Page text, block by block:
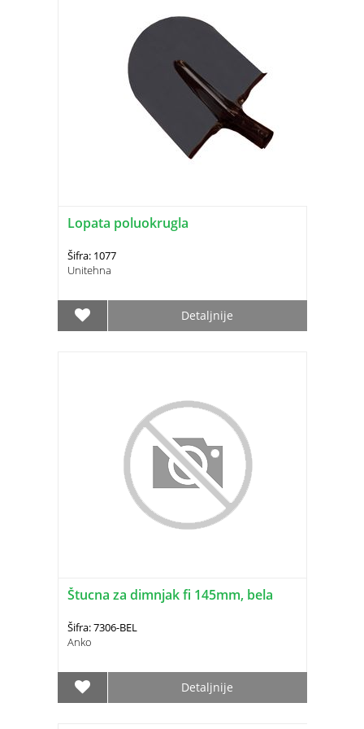
Lopata poluokrugla
Šifra: 1077
Unitehna
Detaljnije
Štucna za dimnjak fi 145mm, bela
Šifra: 7306-BEL
Anko
Detaljnije